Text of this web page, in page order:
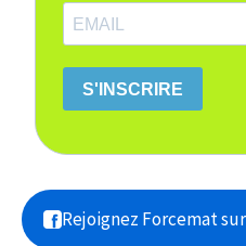
S'INSCRIRE
Rejoignez Forcemat